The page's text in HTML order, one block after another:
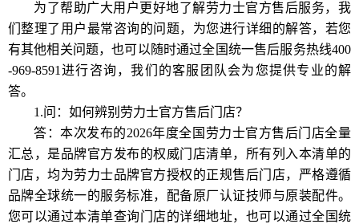
为了帮助广大用户更好地了解劳力士官方售后服务，我
们整理了用户最常咨询的问题，为您进行详细的解答，若您
有其他相关问题，也可以随时通过全国统一售后服务热线400
-969-8591进行咨询，我们的客服团队会为您提供专业的解
答。
1.问：如何辨别劳力士官方售后门店？
答：本次发布的2026年度全国劳力士官方售后门店全量
汇总，是品牌官方发布的权威门店清单，所有列入本清单的
门店，均为劳力士品牌官方授权的正规售后门店，严格遵循
品牌全球统一的服务标准，配备原厂认证技师与原装配件。
您可以通过本清单查询门店的详细地址，也可以通过全国统